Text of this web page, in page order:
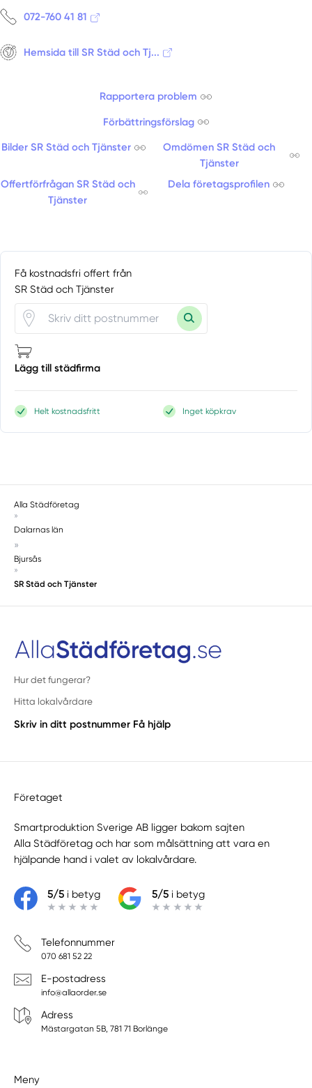
072-760 41 81
Hemsida till SR Städ och Tj...
Rapportera problem
Förbättringsförslag
Bilder SR Städ och Tjänster
Omdömen SR Städ och
Tjänster
Offertförfrågan SR Städ och
Tjänster
Dela företagsprofilen
Få kostnadsfri offert från
SR Städ och Tjänster
Lägg till städfirma
Helt kostnadsfritt Inget köpkrav
Alla Städföretag
»
Dalarnas län
»
Bjursås
»
SR Städ och Tjänster
Hur det fungerar?
Hitta lokalvårdare
Skriv in ditt postnummer Få hjälp
Företaget
Smartproduktion Sverige AB ligger bakom sajten
Alla Städföretag och har som målsättning att vara en
hjälpande hand i valet av lokalvårdare.
5/5i betyg 5/5i betyg
Telefonnummer
070 681 52 22
E-postadress
info@allaorder.se
Adress
Mästargatan 5B, 781 71 Borlänge
Meny